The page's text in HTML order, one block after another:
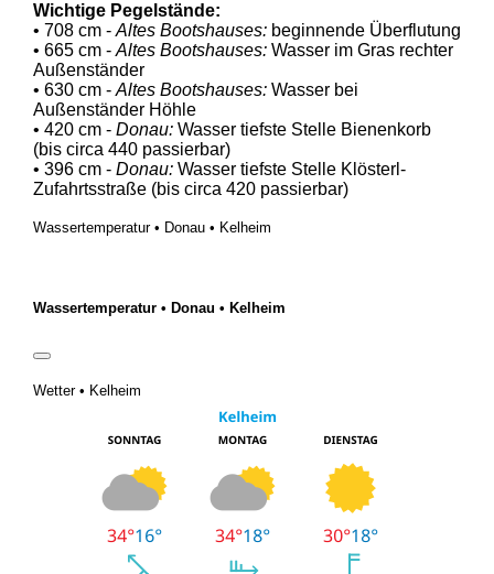
Wichtige Pegelstände:
• 708 cm -Altes Bootshauses:beginnende Überflutung
• 665 cm -Altes Bootshauses:Wasser im Gras rechter
Außenständer
• 630 cm -Altes Bootshauses:Wasser bei
Außenständer Höhle
• 420 cm - Donau:Wasser tiefste Stelle Bienenkorb
(bis circa 440 passierbar)
• 396 cm - Donau:Wasser tiefste Stelle Klösterl-
Zufahrtsstraße (bis circa 420 passierbar)
Wassertemperatur • Donau • Kelheim
Wassertemperatur • Donau • Kelheim
Wetter • Kelheim